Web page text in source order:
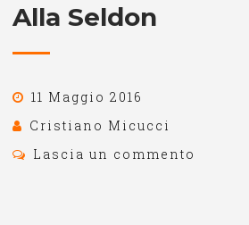
Alla Seldon
11 Maggio 2016
Cristiano Micucci
Lascia un commento